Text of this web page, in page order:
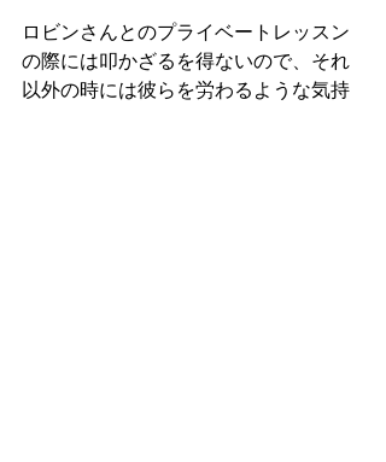
ロビンさんとのプライベートレッスン
の際には叩かざるを得ないので、それ
以外の時には彼らを労わるような気持